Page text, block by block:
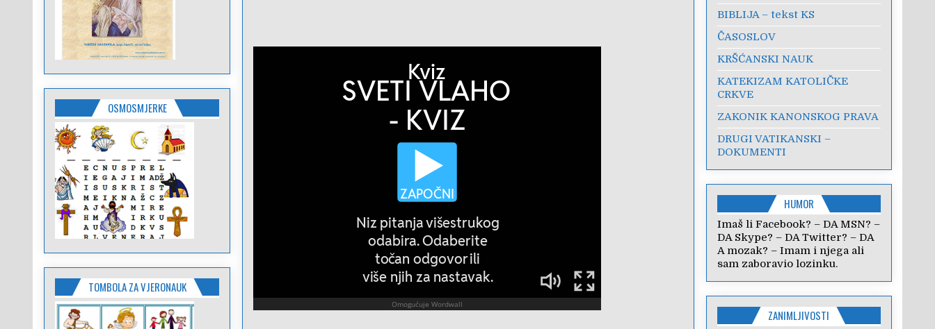
OSMOSMJERKE
TOMBOLA ZA VJERONAUK
BIBLIJA – tekst KS
ČASOSLOV
KRŠĆANSKI NAUK
KATEKIZAM KATOLIČKE
CRKVE
ZAKONIK KANONSKOG PRAVA
DRUGI VATIKANSKI –
DOKUMENTI
HUMOR
Imaš li Facebook? – DA MSN? –
DA Skype? – DA Twitter? – DA
A mozak? – Imam i njega ali
sam zaboravio lozinku.
ZANIMLJIVOSTI